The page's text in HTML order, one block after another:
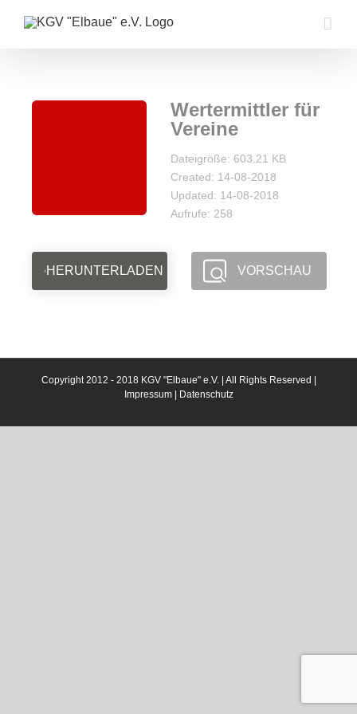
Inhalt
Wertermittler für
Vereine
Dateigröße: 603.21 KB
Created: 14-08-2018
Updated: 14-08-2018
Aufrufe: 258
HERUNTERLADEN VORSCHAU
Copyright 2012 - 2018 KGV "Elbaue" e.V. | All Rights Reserved |
Impressum| Datenschutz